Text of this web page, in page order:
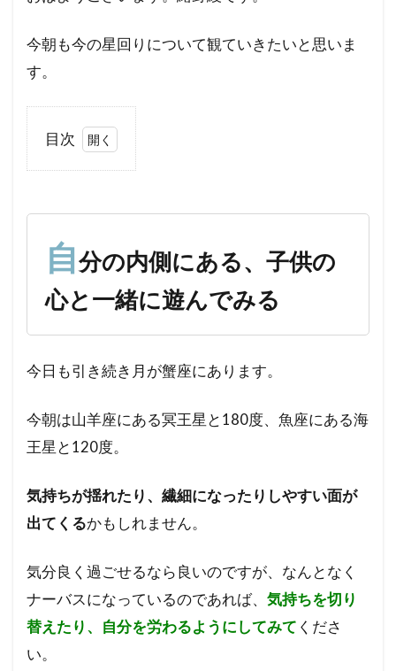
今朝も今の星回りについて観ていきたいと思いま
す。
目次
あ
る、
子供
の心
と一
緒に
でみ
自分の内側にある、子供の
心と一緒に遊んでみる
今日も引き続き月が蟹座にあります。
今朝は山羊座にある冥王星と180度、魚座にある海
王星と120度。
気持ちが揺れたり、繊細になったりしやすい面が
出てくるかもしれません。
気分良く過ごせるなら良いのですが、なんとなく
ナーバスになっているのであれば、 気持ちを切り
替えたり、自分を労わるようにしてみて くださ
い。